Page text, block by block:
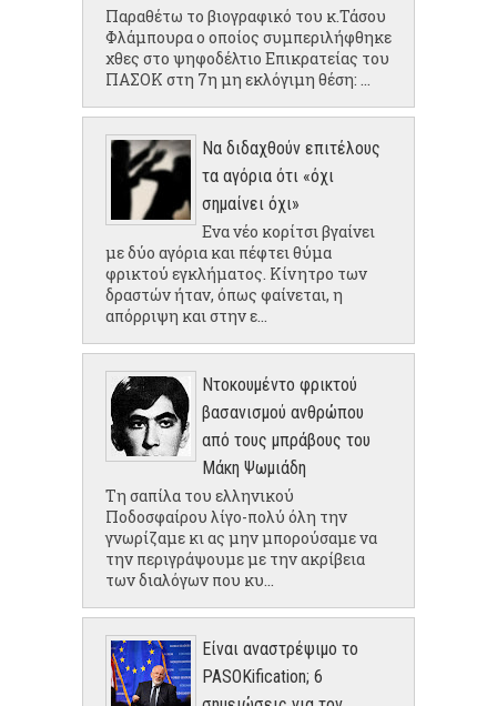
Παραθέτω το βιογραφικό του κ.Τάσου
Φλάμπουρα ο οποίος συμπεριλήφθηκε
χθες στο ψηφοδέλτιο Επικρατείας του
ΠΑΣΟΚ στη 7η μη εκλόγιμη θέση: ...
Να διδαχθούν επιτέλους
τα αγόρια ότι «όχι
σημαίνει όχι»
Ενα νέο κορίτσι βγαίνει
με δύο αγόρια και πέφτει θύμα
φρικτού εγκλήματος. Κίνητρο των
δραστών ήταν, όπως φαίνεται, η
απόρριψη και στην ε...
Ντοκουμέντο φρικτού
βασανισμού ανθρώπου
από τους μπράβους του
Μάκη Ψωμιάδη
Τη σαπίλα του ελληνικού
Ποδοσφαίρου λίγο-πολύ όλη την
γνωρίζαμε κι ας μην μπορούσαμε να
την περιγράψουμε με την ακρίβεια
των διαλόγων που κυ...
Είναι αναστρέψιμο το
PASOKification; 6